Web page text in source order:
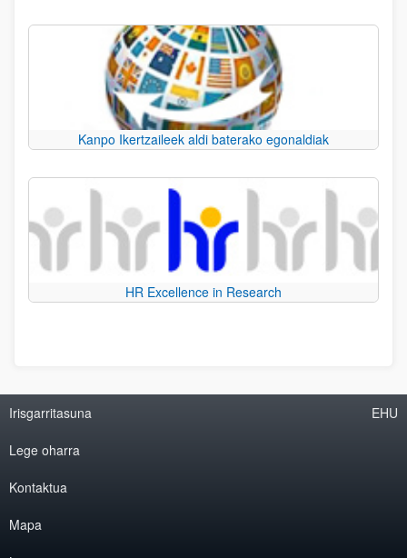
Kanpo Ikertzaileek aldi baterako egonaldiak
HR Excellence in Research
Irisgarritasuna
Lege oharra
Kontaktua
Mapa
EHU